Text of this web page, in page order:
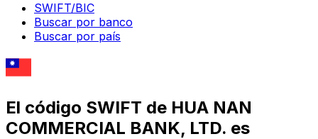
SWIFT/BIC
Buscar por banco
Buscar por país
El código SWIFT de HUA NAN
COMMERCIAL BANK, LTD. es